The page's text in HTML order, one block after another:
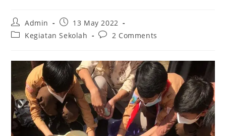
Admin
13 May 2022
Kegiatan Sekolah
2 Comments